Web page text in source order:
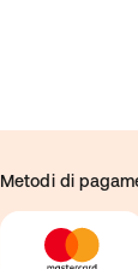
Metodi di